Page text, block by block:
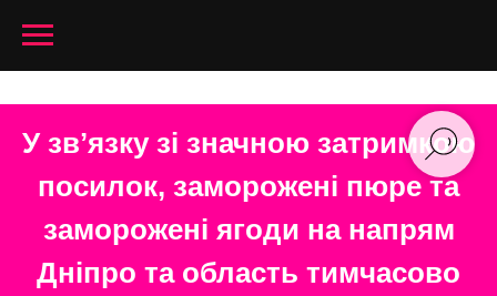
У звʼязку зі значною затримкою
посилок, заморожені пюре та
заморожені ягоди на напрям
Дніпро та область тимчасово